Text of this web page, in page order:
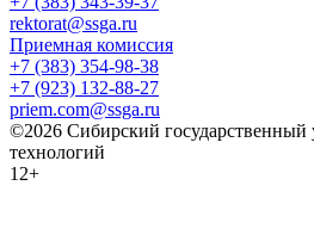
rektorat@ssga.ru
Приемная комиссия
+7 (383) 354-98-38
+7 (923) 132-88-27
priem.com@ssga.ru
©2026 Сибирский государственный
технологий
12+